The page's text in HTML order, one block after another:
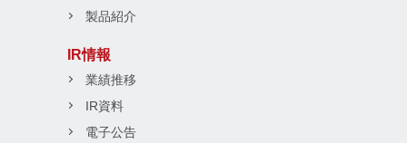
製品紹介
IR情報
業績推移
IR資料
電子公告